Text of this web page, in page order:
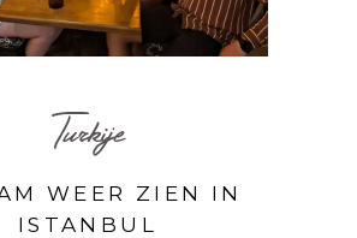
Turkije
WEER ZIEN IN
ISTANBUL